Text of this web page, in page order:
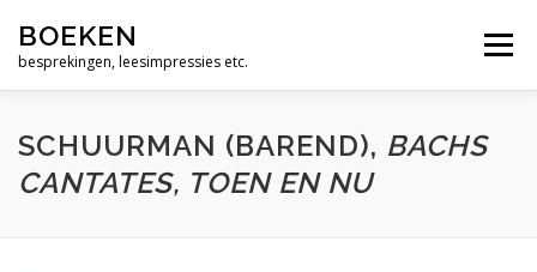
naarBOEKEN
besprekingen, leesimpressies etc.
Menu
Alleen maar woorden
De bijbel, een vrij zinnige lezing
SCHUURMAN (BAREND), BACHS
CANTATES, TOEN EN NU